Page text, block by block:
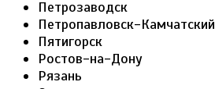
Петрозаводск
Петропавловск-Камчатский
Пятигорск
Ростов-на-Дону
Рязань